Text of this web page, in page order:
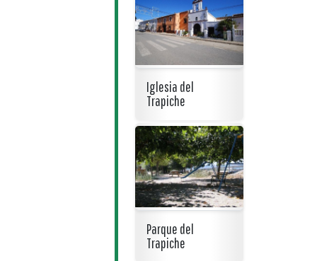
Iglesia del
Trapiche
Parque del
Trapiche